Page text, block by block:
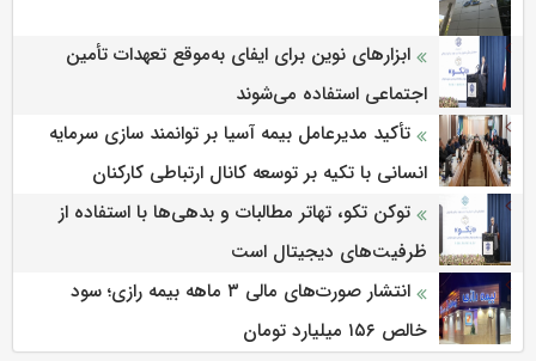
ابزارهای نوین برای ایفای به‌موقع تعهدات تأمین
اجتماعی استفاده می‌شوند
تأکید مدیرعامل بیمه آسیا بر توانمند سازی سرمایه
انسانی با تکیه بر توسعه کانال ارتباطی کارکنان
توکن تکو، تهاتر مطالبات و بدهی‌ها با استفاده از
ظرفیت‌های دیجیتال است
انتشار صورت‌های مالی ۳ ماهه بیمه رازی؛ سود
خالص ۱۵۶ میلیارد تومان